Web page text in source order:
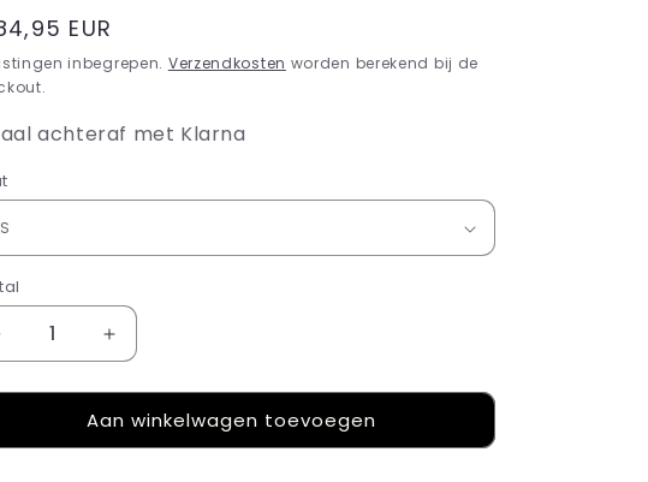
EUR
inbegrepen. Verzendkosten worden berekend bij de
achteraf met Klarna
Aantal
Aantal
verhogen
voor
Fear
of
Aan winkelwagen toevoegen